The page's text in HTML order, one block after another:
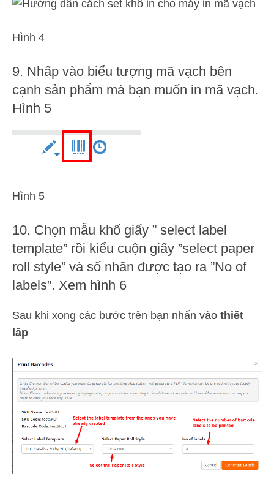
Hình 4
9. Nhấp vào biểu tượng mã vạch bên
cạnh sản phẩm mà bạn muốn in mã vạch.
Hình 5
Hình 5
10. Chọn mẫu khổ giấy ” select label
template” rồi kiểu cuộn giấy ”select paper
roll style” và số nhãn được tạo ra ”No of
labels”. Xem hình 6
Sau khi xong các bước trên bạn nhấn vào thiết
lâp